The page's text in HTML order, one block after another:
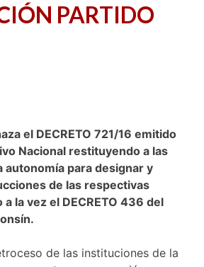
PARTIDO
el DECRETO 721/16 emitido
Nacional restituyendo a las
autonomía para designar y
de las respectivas
la vez el DECRETO 436 del
de las instituciones de la